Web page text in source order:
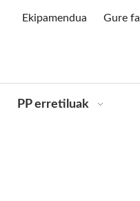
Ekipamendua Gure
PP erretiluak